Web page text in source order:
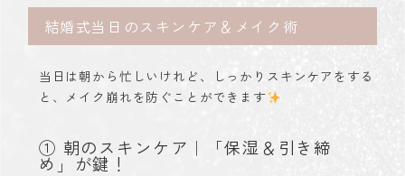
結婚式当日のスキンケア＆メイク術
当日は朝から忙しいけれど、しっかりスキンケアをする
と、メイク崩れを防ぐことができます
① 朝のスキンケア｜「保湿＆引き締
め」が鍵！